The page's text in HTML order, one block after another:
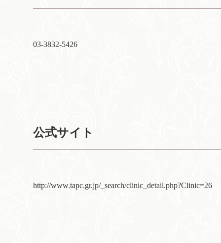
03-3832-5426
公式サイト
http://www.tapc.gr.jp/_search/clinic_detail.php?Clinic=26